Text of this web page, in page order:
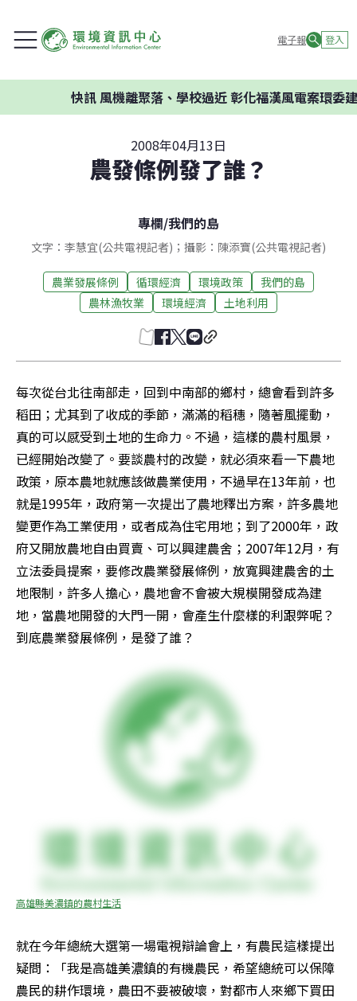
電子報 登入
風機離聚落、學校過近 彰化福漢風電案環委建議不應開
2008年04月13日
農發條例發了誰？
專欄/我們的島
文字：李慧宜(公共電視記者)；攝影：陳添寶(公共電視記者)
農業發展條例 循環經濟 環境政策
我們的島
農林漁牧業
環境經濟 土地利用
每次從台北往南部走，回到中南部的鄉村，總會看到許多
稻田；尤其到了收成的季節，滿滿的稻穗，隨著風擺動，
真的可以感受到土地的生命力。不過，這樣的農村風景，
已經開始改變了。要談農村的改變，就必須來看一下農地
政策，原本農地就應該做農業使用，不過早在13年前，也
就是1995年，政府第一次提出了農地釋出方案，許多農地
變更作為工業使用，或者成為住宅用地；到了2000年，政
府又開放農地自由買賣、可以興建農舍；2007年12月，有
立法委員提案，要修改農業發展條例，放寬興建農舍的土
地限制，許多人擔心，農地會不會被大規模開發成為建
地，當農地開發的大門一開，會產生什麼樣的利跟弊呢？
到底農業發展條例，是發了誰？
高雄縣美濃鎮的農村生活
就在今年總統大選第一場電視辯論會上，有農民這樣提出
疑問：「我是高雄美濃鎮的有機農民，希望總統可以保障
農民的耕作環境，農田不要被破壞，對都市人來鄉下買田